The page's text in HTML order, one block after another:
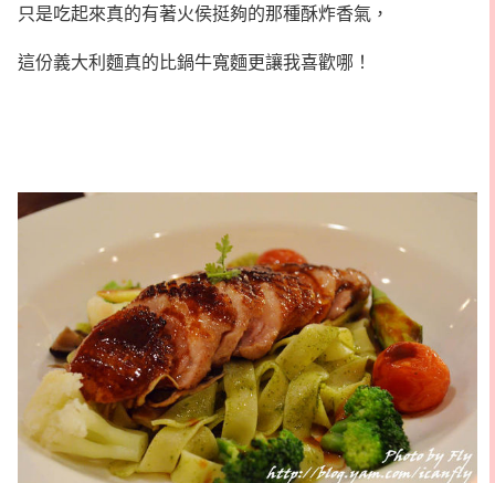
只是吃起來真的有著火侯挺夠的那種酥炸香氣，
這份義大利麵真的比鍋牛寬麵更讓我喜歡哪！